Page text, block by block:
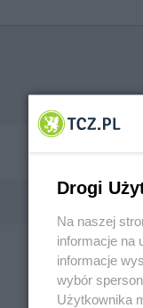
ul.
Drogi
Na naszej
informacje na
informacje
wybór
Użytkownika